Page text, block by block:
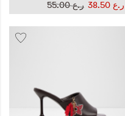
ر.ع 55.00
ر.ع 38.50